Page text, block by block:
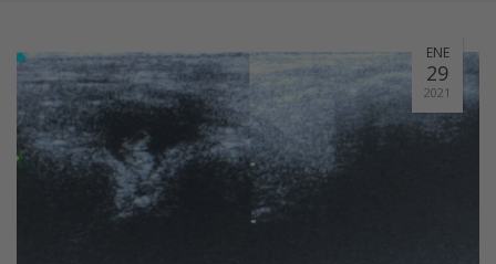
ENE
29
2021